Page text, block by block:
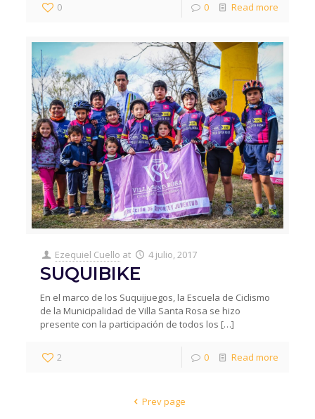
0 0 Read more
Ezequiel Cuello at 4 julio, 2017
SUQUIBIKE
En el marco de los Suquijuegos, la Escuela de Ciclismo
de la Municipalidad de Villa Santa Rosa se hizo
presente con la participación de todos los […]
2 0 Read more
Prev page